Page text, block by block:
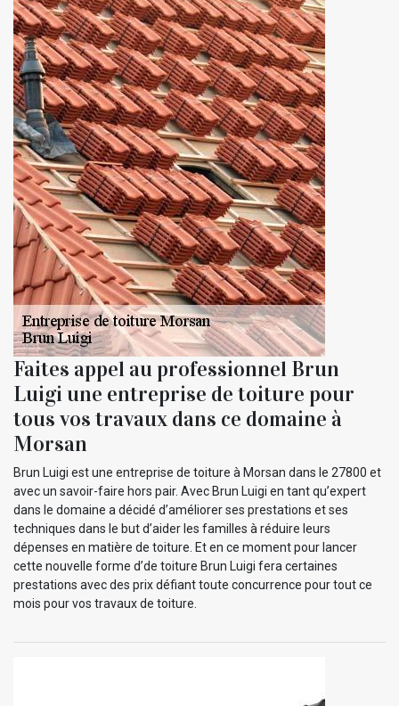
Faites appel au professionnel Brun
Luigi une entreprise de toiture pour
tous vos travaux dans ce domaine à
Morsan
Brun Luigi est une entreprise de toiture à Morsan dans le 27800 et
avec un savoir-faire hors pair. Avec Brun Luigi en tant qu’expert
dans le domaine a décidé d’améliorer ses prestations et ses
techniques dans le but d’aider les familles à réduire leurs
dépenses en matière de toiture. Et en ce moment pour lancer
cette nouvelle forme d’de toiture Brun Luigi fera certaines
prestations avec des prix défiant toute concurrence pour tout ce
mois pour vos travaux de toiture.